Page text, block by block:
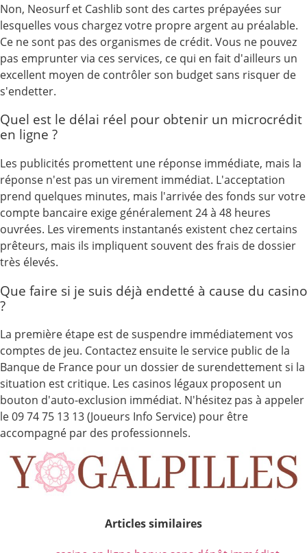
Non, Neosurf et Cashlib sont des cartes prépayées sur
lesquelles vous chargez votre propre argent au préalable.
Ce ne sont pas des organismes de crédit. Vous ne pouvez
pas emprunter via ces services, ce qui en fait d'ailleurs un
excellent moyen de contrôler son budget sans risquer de
s'endetter.
Quel est le délai réel pour obtenir un microcrédit
en ligne ?
Les publicités promettent une réponse immédiate, mais la
réponse n'est pas un virement immédiat. L'acceptation
prend quelques minutes, mais l'arrivée des fonds sur votre
compte bancaire exige généralement 24 à 48 heures
ouvrées. Les virements instantanés existent chez certains
prêteurs, mais ils impliquent souvent des frais de dossier
très élevés.
Que faire si je suis déjà endetté à cause du casino
?
La première étape est de suspendre immédiatement vos
comptes de jeu. Contactez ensuite le service public de la
Banque de France pour un dossier de surendettement si la
situation est critique. Les casinos légaux proposent un
bouton d'auto-exclusion immédiat. N'hésitez pas à appeler
le 09 74 75 13 13 (Joueurs Info Service) pour être
accompagné par des professionnels.
Articles similaires